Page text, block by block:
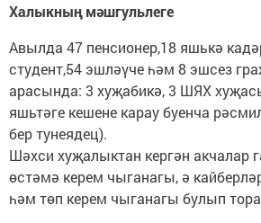
Халыкның мәшгульлеге
Авылда 47 пенсионер,18 яшькә
студент,54 эшләүче һәм 8 эшсез
арасында: 3 хуҗабикә, 3 ШЯХ
яшьтәге кешене карау буенча
бер тунеядец).
Шәхси хуҗалыктан кергән акчалар
өстәмә керем чыганагы, ә
һәм төп керем чыганагы булып